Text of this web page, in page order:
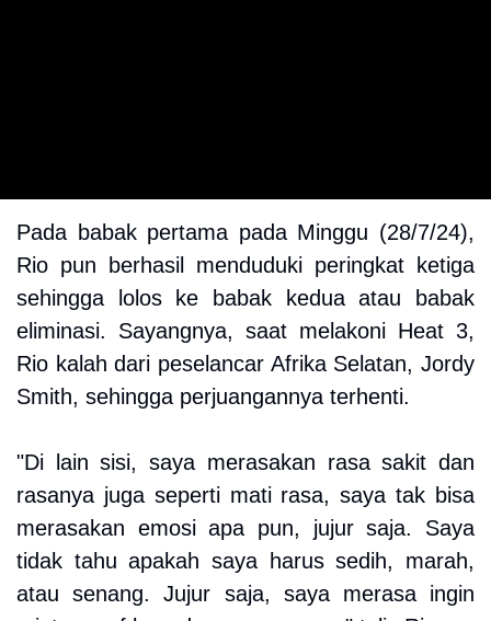
Pada babak pertama pada Minggu (28/7/24),
Rio pun berhasil menduduki peringkat ketiga
sehingga lolos ke babak kedua atau babak
eliminasi. Sayangnya, saat melakoni Heat 3,
Rio kalah dari peselancar Afrika Selatan, Jordy
Smith, sehingga perjuangannya terhenti.
"Di lain sisi, saya merasakan rasa sakit dan
rasanya juga seperti mati rasa, saya tak bisa
merasakan emosi apa pun, jujur saja. Saya
tidak tahu apakah saya harus sedih, marah,
atau senang. Jujur saja, saya merasa ingin